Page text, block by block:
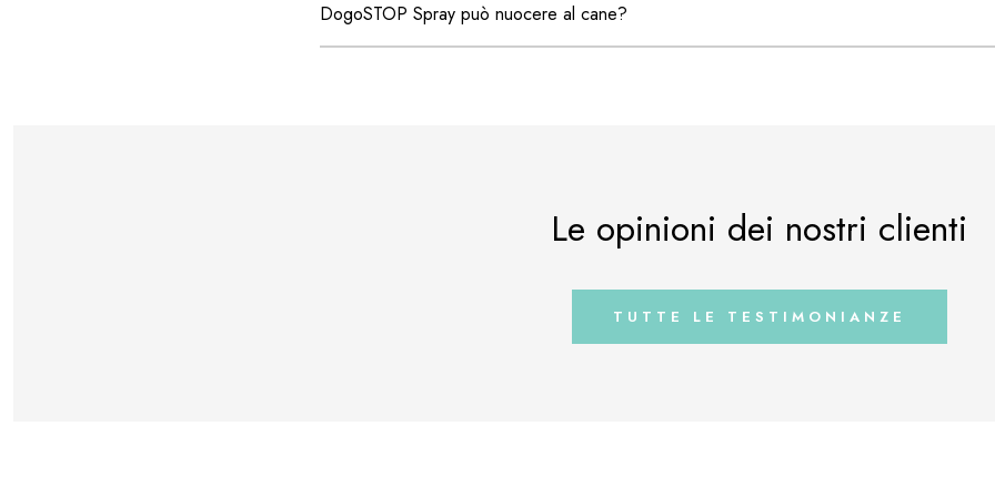
DogoSTOP Spray può nuocere al cane?
Le opinioni dei nostri clienti
TUTTE LE TESTIMONIANZE